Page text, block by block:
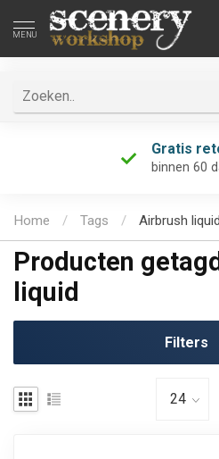
MENU
Gratis
binnen 60
Home / Tags / Airbrush liquid
Producten
liquid
Filters